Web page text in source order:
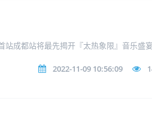
成都站将最先揭开『太热象限』音乐盛宴
2022-11-09 10:56:09